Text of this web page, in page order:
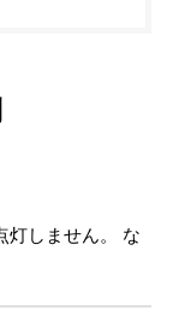
灯しません。 な